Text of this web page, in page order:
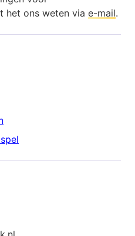
het ons weten via e-mail.